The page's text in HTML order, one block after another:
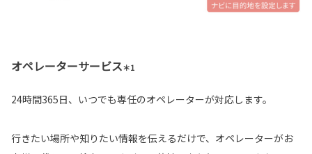
オペレーターサービス＊1
24時間365日、いつでも専任のオペレーターが対応します。
行きたい場所や知りたい情報を伝えるだけで、オペレーターがお